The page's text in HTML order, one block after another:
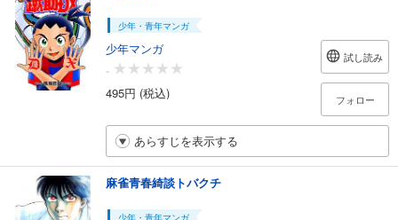
少年・青年マンガ
少年マンガ
-
495円 (税込)
試し読み
フォロー
あらすじを表示する
麻雀青春綺談トバクチ
少年・青年マンガ